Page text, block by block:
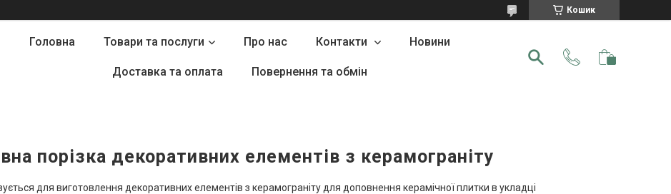
Кошик
Головна Товари та послуги Про нас Контакти Новини
Доставка та оплата Повернення та обмін
порізка декоративних елементів з керамограніту
для виготовлення декоративних елементів з керамограніту для доповнення керамічної плитки в укладці